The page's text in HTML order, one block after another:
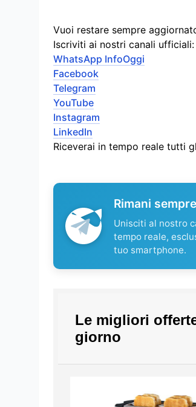
Vuoi restare sempre
Iscriviti ai nostri canali ufficiali:
WhatsApp InfoOggi
Facebook
Telegram
YouTube
Instagram
LinkedIn
Riceverai in tempo reale tutti
Rimani
Unisciti al nostro
tempo reale,
tuo smartphone.